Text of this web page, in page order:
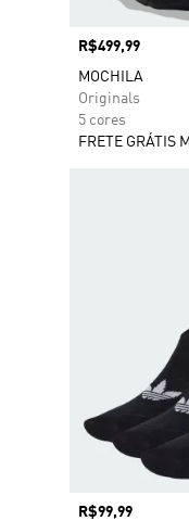
Preço
R$499,99
MOCHILA
Originals
5 cores
FRETE GRÁTIS
Preço
R$99,99